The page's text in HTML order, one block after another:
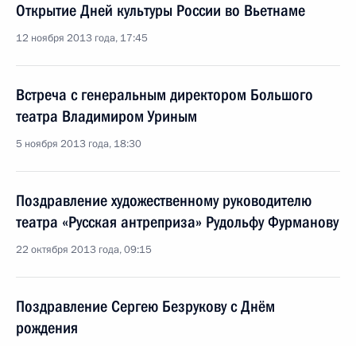
Открытие Дней культуры России во Вьетнаме
12 ноября 2013 года, 17:45
Встреча с генеральным директором Большого
театра Владимиром Уриным
5 ноября 2013 года, 18:30
Поздравление художественному руководителю
театра «Русская антреприза» Рудольфу Фурманову
22 октября 2013 года, 09:15
Поздравление Сергею Безрукову с Днём
рождения